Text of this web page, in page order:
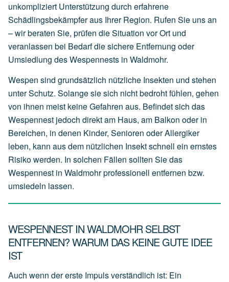
unkompliziert Unterstützung durch erfahrene
Schädlingsbekämpfer aus Ihrer Region. Rufen Sie uns an
– wir beraten Sie, prüfen die Situation vor Ort und
veranlassen bei Bedarf die sichere Entfernung oder
Umsiedlung des Wespennests in Waldmohr.
Wespen sind grundsätzlich nützliche Insekten und stehen
unter Schutz. Solange sie sich nicht bedroht fühlen, gehen
von ihnen meist keine Gefahren aus. Befindet sich das
Wespennest jedoch direkt am Haus, am Balkon oder in
Bereichen, in denen Kinder, Senioren oder Allergiker
leben, kann aus dem nützlichen Insekt schnell ein ernstes
Risiko werden. In solchen Fällen sollten Sie das
Wespennest in Waldmohr professionell entfernen bzw.
umsiedeln lassen.
WESPENNEST IN WALDMOHR SELBST
ENTFERNEN? WARUM DAS KEINE GUTE IDEE
IST
Auch wenn der erste Impuls verständlich ist: Ein